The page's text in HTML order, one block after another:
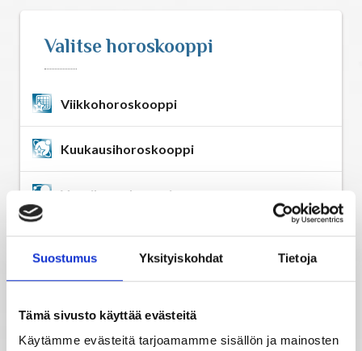
Suostumus Yksityiskohdat Tietoja
Tämä sivusto käyttää evästeitä
Käytämme evästeitä tarjoamamme sisällön ja mainosten
Ennustus
Henkimaailma
Itsensä kehittäminen
Kaukoparannus
Valitse horoskooppi
Viikkohoroskooppi
Kuukausihoroskooppi
Vuosihoroskooppi
Elämänhoroskooppi
Rakkaushoroskooppi